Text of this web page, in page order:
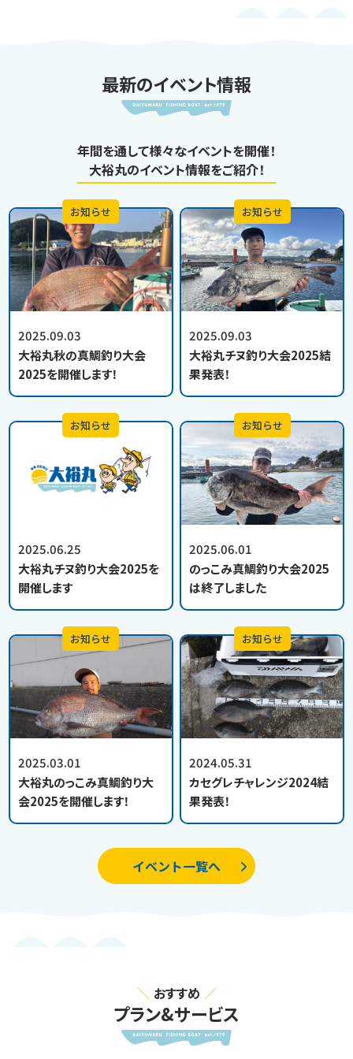
最新のイベント情報
年間を通して様々なイベントを開催！
大裕丸のイベント情報をご紹介！
2025.09.03
大裕丸秋の真鯛釣り大会
2025を開催します！
お知らせ
2025.09.03
大裕丸チヌ釣り大会2025結
果発表！
お知らせ
2025.06.25
大裕丸チヌ釣り大会2025を
開催します
お知らせ
2025.06.01
のっこみ真鯛釣り大会2025
は終了しました
お知らせ
2025.03.01
大裕丸のっこみ真鯛釣り大
会2025を開催します！
お知らせ
2024.05.31
カセグレチャレンジ2024結
果発表！
お知らせ
イベント一覧へ
おすすめ
プラン&サービス